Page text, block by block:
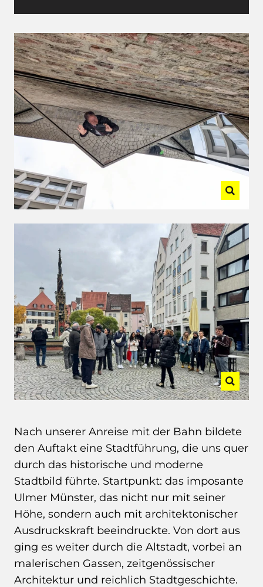
Nach unserer Anreise mit der Bahn bildete
den Auftakt eine Stadtführung, die uns quer
durch das historische und moderne
Stadtbild führte. Startpunkt: das imposante
Ulmer Münster, das nicht nur mit seiner
Höhe, sondern auch mit architektonischer
Ausdruckskraft beeindruckte. Von dort aus
ging es weiter durch die Altstadt, vorbei an
malerischen Gassen, zeitgenössischer
Architektur und reichlich Stadtgeschichte.